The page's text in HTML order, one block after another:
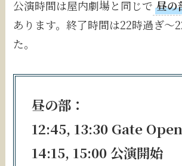
公演時間は屋内劇場と同じで 昼の
あります。終了時間は22時過ぎ〜
た。
昼の部：
12:45, 13:30 Gate Open
14:15, 15:00 公演開始